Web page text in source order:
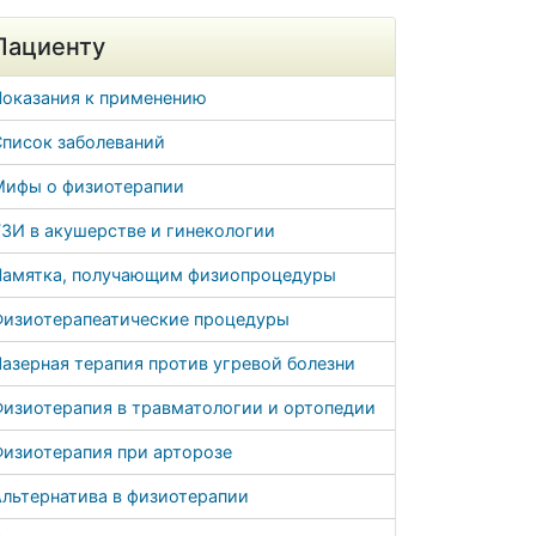
к применению
заболеваний
о физиотерапии
в акушерстве и гинекологии
получающим физиопроцедуры
процедуры
терапия против угревой болезни
в травматологии и ортопедии
при арторозе
в физиотерапии